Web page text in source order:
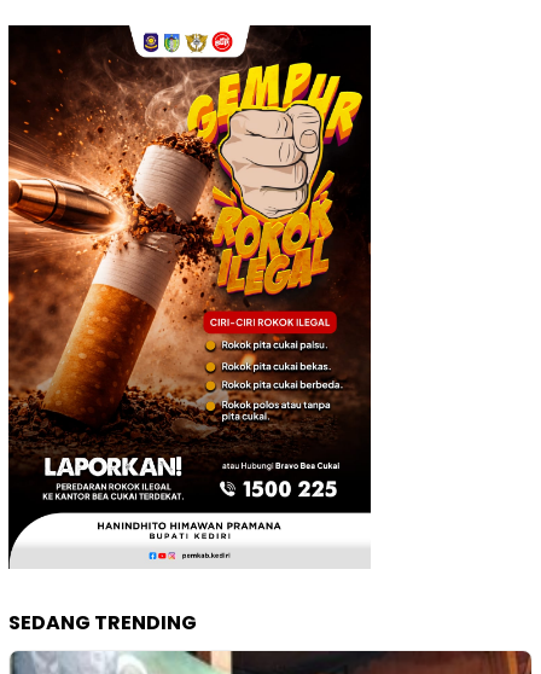
SEDANG TRENDING